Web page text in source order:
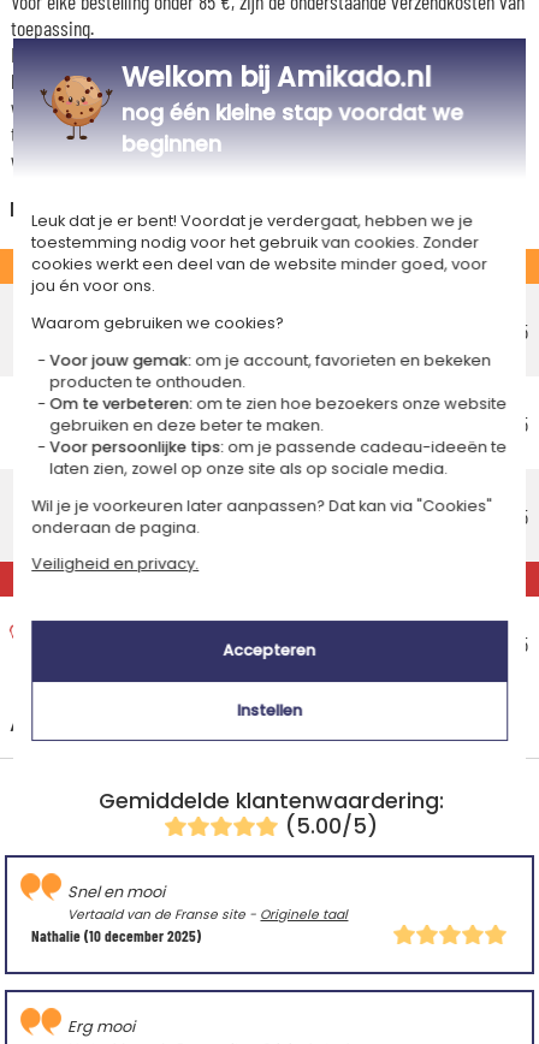
Gemiddelde klantenwaardering:
(5.00/5)
Nathalie(10 december 2025)
Snel en mooi
Vertaald van de Franse site - Originele taal
Erg mooi
toepassing.
De geschatte levertijden kunt je hieronder vinden. Je kunt de
bezorgopties bepalen: normale levering of express levering. Per cadeau
worden de mogelijke leveropties weergegeven op de artikelpagina en
tijdens de stappen van je winkelwagen. (Als je het geld overmaakt, houd
wel rekening met 3-4 dagen extra levertijd van je cadeau.)
Nederland
STANDAARD
Geschatte afleverdatum
Vrijdag 14 augustus 2026
€ 5,25
Voordelig thuisbezorging
Geschatte afleverdatum
Maandag 17 augustus 2026
€ 5,95
Geschatte afleverdatum
Woensdag 12 augustus 2026
€ 8,95
Express thuisbezorging
Geschatte afleverdatum
€ 14,95
Andere landen
Welkom bij Amikado.nl
nog één kleine stap voordat we
beginnen
Leuk dat je er bent! Voordat je verdergaat, hebben we je
toestemming nodig voor het gebruik van cookies. Zonder
cookies werkt een deel van de website minder goed, voor
jou én voor ons.
Waarom gebruiken we cookies?
Voor jouw gemak:om je account, favorieten en bekeken
producten te onthouden.
Om te verbeteren:om te zien hoe bezoekers onze website
gebruiken en deze beter te maken.
Voor persoonlijke tips:om je passende cadeau-ideeën te
laten zien, zowel op onze site als op sociale media.
Wil je je voorkeuren later aanpassen? Dat kan via "Cookies"
onderaan de pagina.
Veiligheid en privacy.
Accepteren
Instellen